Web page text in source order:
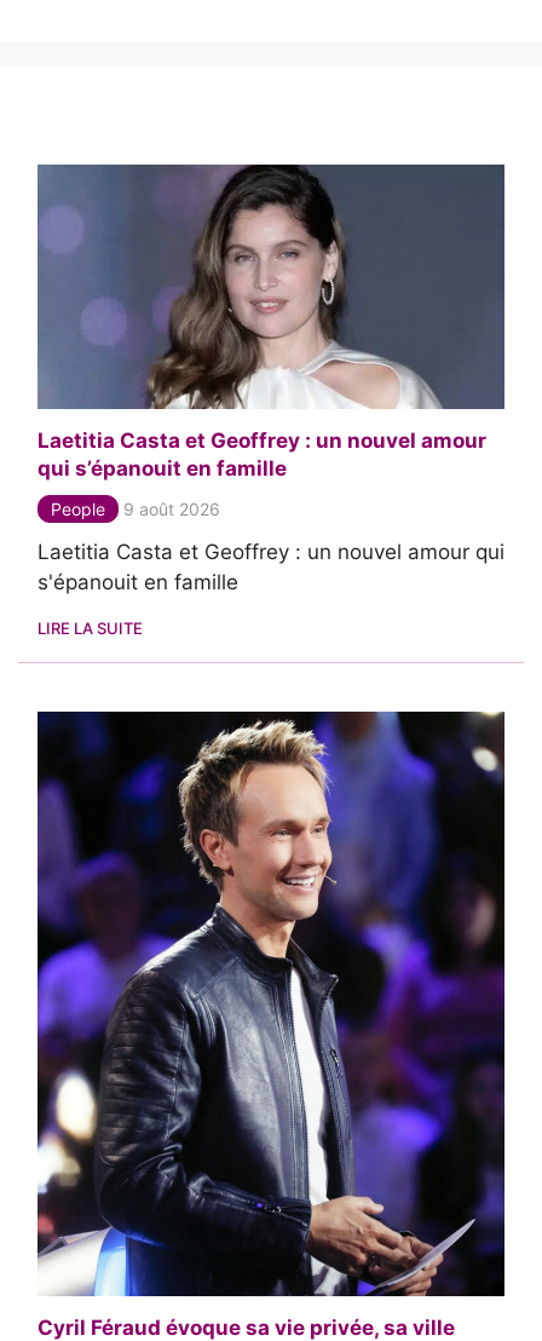
Laetitia Casta et Geoffrey : un nouvel amour
qui s’épanouit en famille
People 9 août 2026
Laetitia Casta et Geoffrey : un nouvel amour qui
s'épanouit en famille
LIRE LA SUITE
Cyril Féraud évoque sa vie privée, sa ville